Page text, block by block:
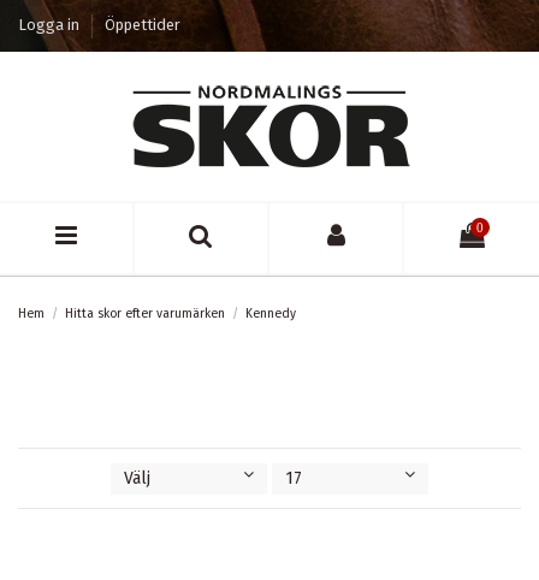
Logga in Öppettider
0
Hem Hitta skor efter varumärken Kennedy
Välj 17